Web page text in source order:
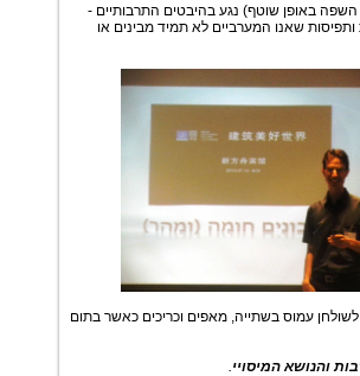
באופן שוטף) נגע בהיבטים התרבותיים -
שאנו המערביים לא תמיד מבינים או
עמוס בשתייה, מאפים וכריכים כאשר בתום
והנושא המיסויי